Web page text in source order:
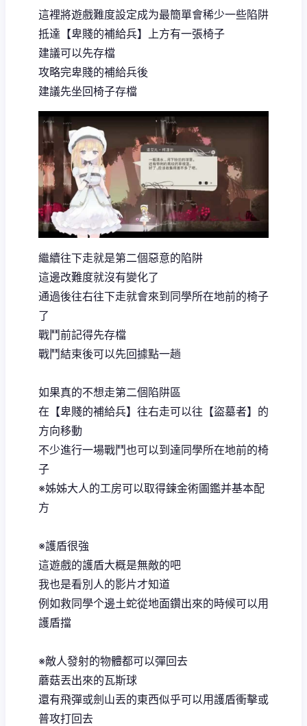
這裡將遊戲難度設定成为最簡單會稀少一些陷阱
抵達【卑賤的補給兵】上方有一張椅子
建議可以先存檔
攻略完卑賤的補給兵後
建議先坐回椅子存檔
繼續往下走就是第二個惡意的陷阱
這邊改難度就沒有變化了
通過後往右往下走就會來到同學所在地前的椅子
了
戰鬥前記得先存檔
戰鬥結束後可以先回據點一趟
如果真的不想走第二個陷阱區
在【卑賤的補給兵】往右走可以往【盜墓者】的
方向移動
不少進行一場戰鬥也可以到達同學所在地前的椅
子
※姊姊大人的工房可以取得鍊金術圖鑑并基本配
方
※護盾很強
這遊戲的護盾大概是無敵的吧
我也是看別人的影片才知道
例如救同學个邊土蛇從地面鑽出來的時候可以用
護盾擋
※敵人發射的物體都可以彈回去
蘑菇丟出來的瓦斯球
還有飛彈或劍山丟的東西似乎可以用護盾衝擊或
普攻打回去